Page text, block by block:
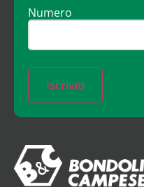
Numero
Iscriviti